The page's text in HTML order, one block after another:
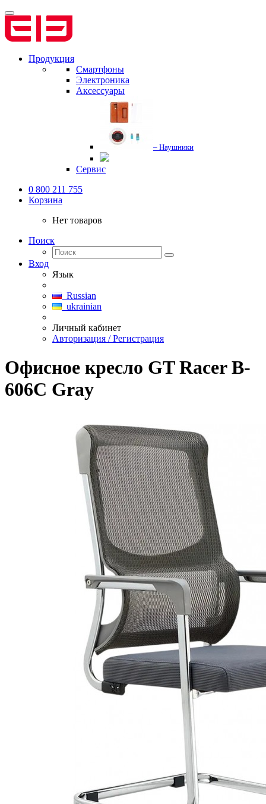
Продукция
Смартфоны
Электроника
Аксессуары
– Наушники
Сервис
0 800 211 755
Корзина
Нет товаров
Поиск
Вход
Язык
Russian
ukrainian
Личный кабинет
Авторизация / Регистрация
Офисное кресло GT Racer B-
606C Gray